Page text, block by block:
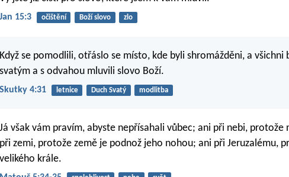
Jan 15:3 očištění Boží slovo zlo
Když se pomodlili, otřáslo se místo, kde byli shromážděni, a všichni
svatým a s odvahou mluvili slovo Boží.
Skutky 4:31 letnice Duch Svatý modlitba
Já však vám pravím, abyste nepřísahali vůbec; ani při nebi, protože
při zemi, protože země je podnož jeho nohou; ani při Jeruzalému,
velikého krále.